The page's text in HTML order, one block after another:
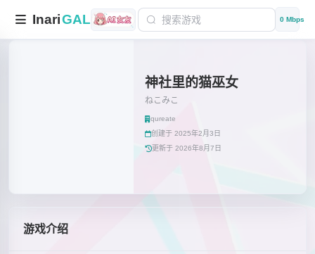
InariGAL 0 Mbps
神社里的猫巫女
ねこみこ
qureate
创建于 2025年2月3日
更新于 2026年8月7日
游戏介绍